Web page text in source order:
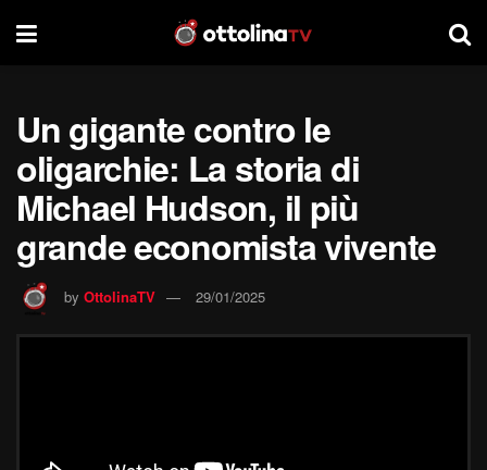
Un gigante contro le
oligarchie: La storia di
Michael Hudson, il più
grande economista vivente
by OttolinaTV 29/01/2025